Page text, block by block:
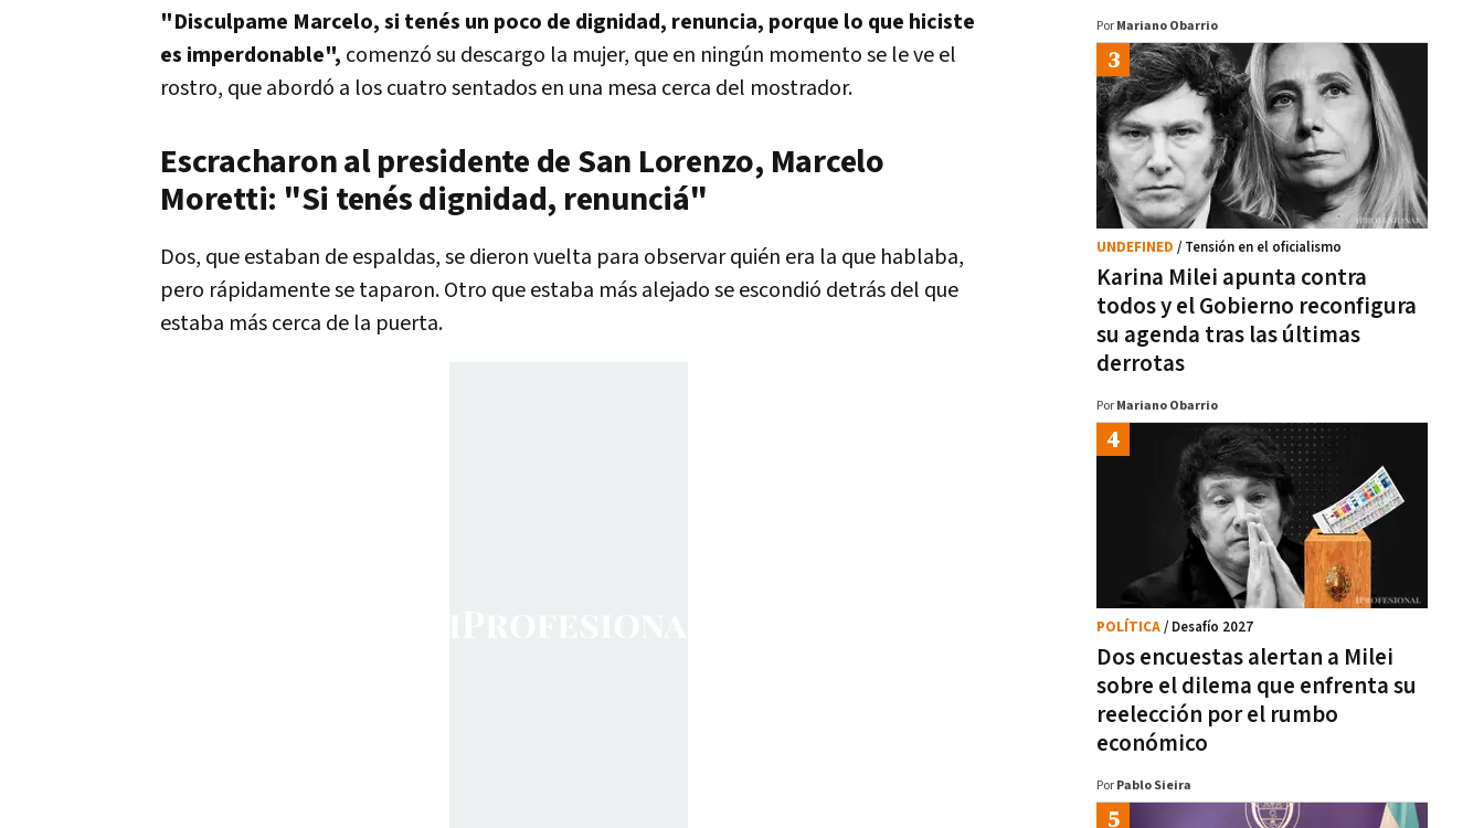
"Disculpame Marcelo, si tenés un poco de dignidad, renuncia, porque lo que hiciste
es imperdonable", comenzó su descargo la mujer, que en ningún momento se le ve el
rostro, que abordó a los cuatro sentados en una mesa cerca del mostrador.
Escracharon al presidente de San Lorenzo, Marcelo
Moretti: "Si tenés dignidad, renunciá"
Dos, que estaban de espaldas, se dieron vuelta para observar quién era la que hablaba,
pero rápidamente se taparon. Otro que estaba más alejado se escondió detrás del que
estaba más cerca de la puerta.
Por Mariano Obarrio
Karina Milei apunta contra
todos y el Gobierno reconfigura
su agenda tras las últimas
derrotas
UNDEFINED / Tensión en el oficialismo
Por Mariano Obarrio
Dos encuestas alertan a Milei
sobre el dilema que enfrenta su
reelección por el rumbo
económico
POLÍTICA/ Desafío 2027
Por Pablo Sieira